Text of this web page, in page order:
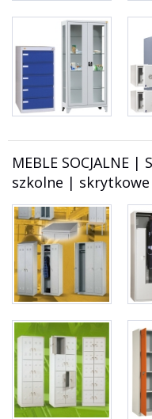
MEBLE SOCJALNE
szkolne |